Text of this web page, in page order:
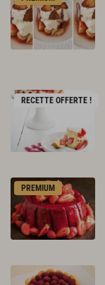
RECETTE OFFERTE !
PREMIUM